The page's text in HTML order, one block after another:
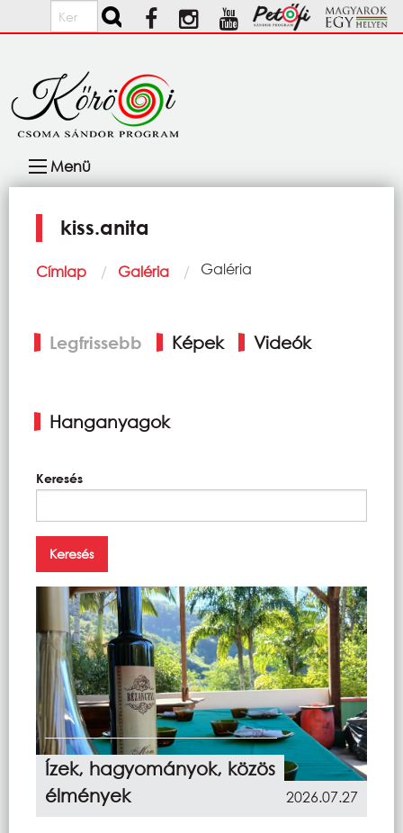
Ugrás a tartalomra
Keresés
navigáció
Menü
kiss.anita
Morzsa
Címlap Galéria Current:
Galéria
fülek
Legfrissebb Képek Videók
Hanganyagok
Keresés
Ízek, hagyományok, közös
élmények
2026.07.27